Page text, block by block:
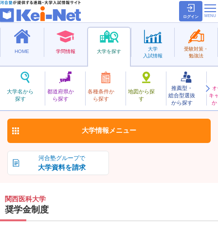
ログイン
HOME 学問情報 大学を探す
大学名から
探す
都道府県か
ら探す
各種条件か
ら探す
地図から探
す
推薦型・
総合型選抜
から探す
キ
か
大学
入試情報
受験対策・
勉強法
私立
かんさいいか
関西医科大学 お気に入り
河合塾グループで
大学資料を請求
大学情報 メニュー
関西医科大学
奨学金制度